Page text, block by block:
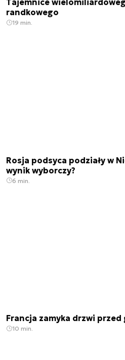
Tajemnice
randkowego
19 min.
Rosja podsyca podziały w
wynik wyborczy?
6 min.
Francja zamyka drzwi przed
10 min.